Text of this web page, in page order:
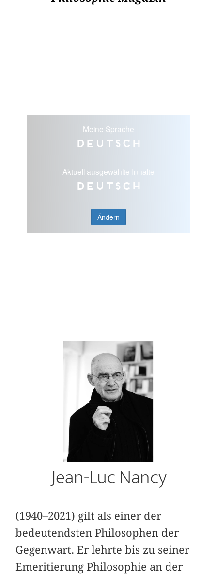
Meine Sprache
Deutsch
Aktuell ausgewählte Inhalte
Deutsch
Ändern
Jean-Luc Nancy
(1940–2021) gilt als einer der
bedeutendsten Philosophen der
Gegenwart. Er lehrte bis zu seiner
Emeritierung Philosophie an der